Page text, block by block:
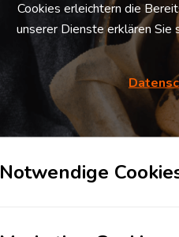
Lager in Neusäß
Neusäß , Deutschland
Das moderne Logistikzentrum in
Neusäß verfügt über eine ideale
Verkehrsanbindung. Am Standort
Neusäß bedient der
Logistikdienstleister die Branche
Verfügbare
Cookies erleichtern die
unserer Dienste erklären Sie
Notwendige